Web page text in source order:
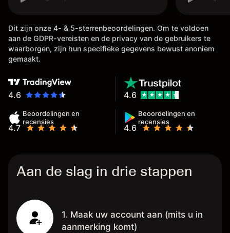
vele
betreft
Dit zijn onze 4- & 5-sterrenbeoordelingen. Om te voldoen
aan de GDPR-vereisten en de privacy van de gebruikers te
waarborgen, zijn hun specifieke gegevens bewust anoniem
gemaakt.
4.6
Beoordelingen en
recensies
4.7
Beoordelingen en
recensies
4.6
4.6
Aan de slag in drie stappen
1. Maak uw account aan (mits u in
aanmerking komt)